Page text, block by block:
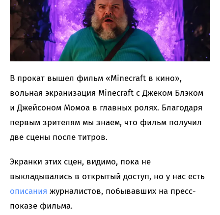
В прокат вышел фильм «Minecraft в кино»,
вольная экранизация Minecraft с Джеком Блэком
и Джейсоном Момоа в главных ролях. Благодаря
первым зрителям мы знаем, что фильм получил
две сцены после титров.
Экранки этих сцен, видимо, пока не
выкладывались в открытый доступ, но у нас есть
описания журналистов, побывавших на пресс-
показе фильма.